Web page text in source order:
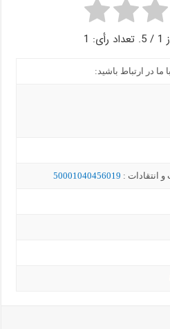
1 / 5. تعداد رأی: 1
در ارتباط باشید:
انتقادات : 50001040456019